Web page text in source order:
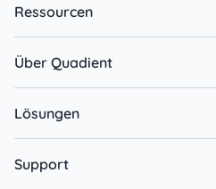
Ressourcen
Über Quadient
Lösungen
Support